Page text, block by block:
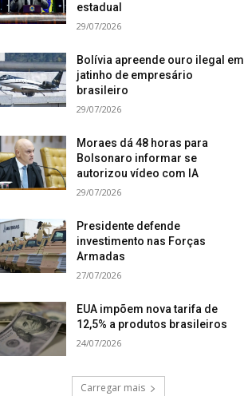
estadual
29/07/2026
Bolívia apreende ouro ilegal em
jatinho de empresário
brasileiro
29/07/2026
Moraes dá 48 horas para
Bolsonaro informar se
autorizou vídeo com IA
29/07/2026
Presidente defende
investimento nas Forças
Armadas
27/07/2026
EUA impõem nova tarifa de
12,5% a produtos brasileiros
24/07/2026
Carregar mais